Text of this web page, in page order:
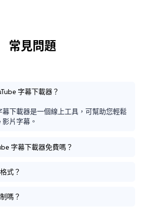
常見問題
字幕下載器？
幕下載器是一個線上工具，可幫助您輕鬆
片字幕。
字幕下載器免費嗎？
式？
嗎？